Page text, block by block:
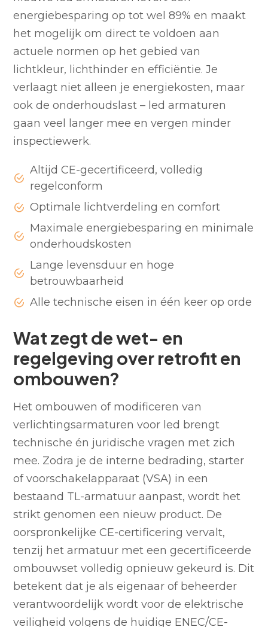
energiebesparing op tot wel 89% en maakt
het mogelijk om direct te voldoen aan
actuele normen op het gebied van
lichtkleur, lichthinder en efficiëntie. Je
verlaagt niet alleen je energiekosten, maar
ook de onderhoudslast – led armaturen
gaan veel langer mee en vergen minder
inspectiewerk.
Altijd CE-gecertificeerd, volledig
regelconform
Optimale lichtverdeling en comfort
Maximale energiebesparing en minimale
onderhoudskosten
Lange levensduur en hoge
betrouwbaarheid
Alle technische eisen in één keer op orde
Wat zegt de wet- en
regelgeving over retrofit en
ombouwen?
Het ombouwen of modificeren van
verlichtingsarmaturen voor led brengt
technische én juridische vragen met zich
mee. Zodra je de interne bedrading, starter
of voorschakelapparaat (VSA) in een
bestaand TL-armatuur aanpast, wordt het
strikt genomen een nieuw product. De
oorspronkelijke CE-certificering vervalt,
tenzij het armatuur met een gecertificeerde
ombouwset volledig opnieuw gekeurd is. Dit
betekent dat je als eigenaar of beheerder
verantwoordelijk wordt voor de elektrische
veiligheid volgens de huidige ENEC/CE-